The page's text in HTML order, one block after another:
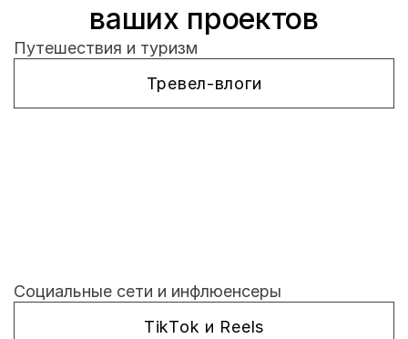
ваших проектов
Социальные сети и инфлюенсеры
TikTok и Reels
Путешествия и туризм
Тревел-влоги